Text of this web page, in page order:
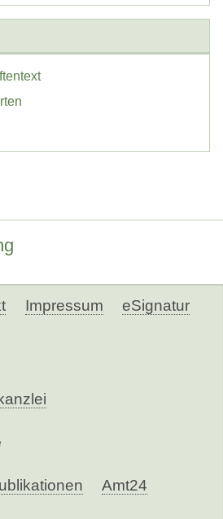
Impressum eSignatur
Amt24